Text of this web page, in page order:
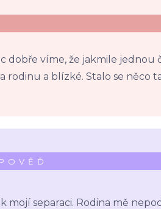
dobře víme, že jakmile
rodinu a blízké. Stalo se něco
mojí separaci. Rodina mě